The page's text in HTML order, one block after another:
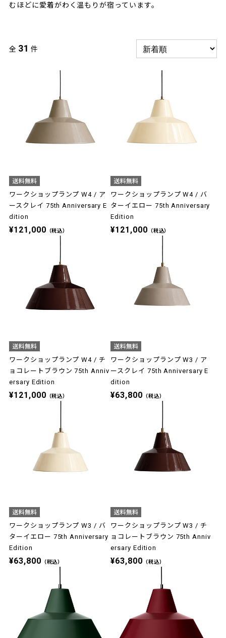
むほどに愛着がわく温もりが宿っています。
全 31 件
ワークショップランプ W4 / ア
ースクレイ 75th Anniversary E
dition
¥121,000 （税込）
ワークショップランプ W4 / バ
ターイエロー 75th Anniversary
Edition
¥121,000 （税込）
ワークショップランプ W4 / チ
ョコレートブラウン 75th Anniv
ersary Edition
¥121,000 （税込）
ワークショップランプ W3 / ア
ースクレイ 75th Anniversary E
dition
¥63,800 （税込）
ワークショップランプ W3 / バ
ターイエロー 75th Anniversary
Edition
¥63,800 （税込）
ワークショップランプ W3 / チ
ョコレートブラウン 75th Anniv
ersary Edition
¥63,800 （税込）